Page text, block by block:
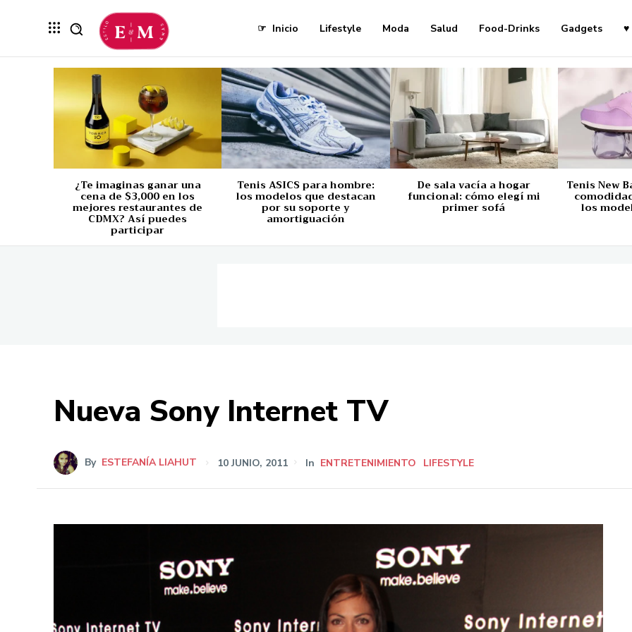
☞ Inicio Lifestyle Moda Salud Food-Drinks Gadgets ♥
¿Te imaginas ganar una
cena de $3,000 en los
mejores restaurantes de
CDMX? Así puedes
participar
Tenis ASICS para hombre:
los modelos que destacan
por su soporte y
amortiguación
De sala vacía a hogar
funcional: cómo elegí mi
primer sofá
Tenis New
los
Nueva Sony Internet TV
By ESTEFANÍA LIAHUT 10 JUNIO, 2011 In ENTRETENIMIENTO LIFESTYLE